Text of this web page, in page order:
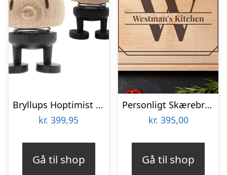
Bryllups Hoptimist Gom – small
kr. 399,95
Gå til shop
Personligt Skærebræt i Træ med Bogstav & Tekst
kr. 395,00
Gå til shop